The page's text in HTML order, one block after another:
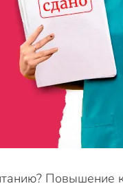
Повышение